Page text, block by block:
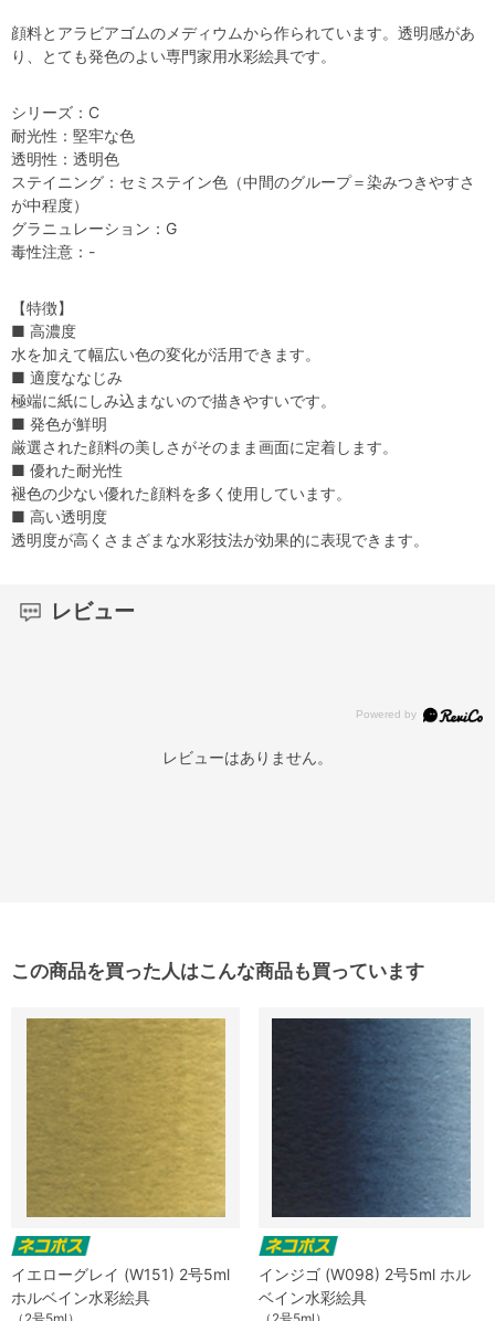
顔料とアラビアゴムのメディウムから作られています。透明感があ
り、とても発色のよい専門家用水彩絵具です。
シリーズ：C
耐光性：堅牢な色
透明性：透明色
ステイニング：セミステイン色（中間のグループ＝染みつきやすさ
が中程度）
グラニュレーション：G
毒性注意：-
【特徴】
■ 高濃度
水を加えて幅広い色の変化が活用できます。
■ 適度ななじみ
極端に紙にしみ込まないので描きやすいです。
■ 発色が鮮明
厳選された顔料の美しさがそのまま画面に定着します。
■ 優れた耐光性
褪色の少ない優れた顔料を多く使用しています。
■ 高い透明度
透明度が高くさまざまな水彩技法が効果的に表現できます。
レビュー
レビューはありません。
この商品を買った人はこんな商品も買っています
イエローグレイ (W151) 2号5ml
ホルベイン水彩絵具
インジゴ (W098) 2号5ml ホル
ベイン水彩絵具